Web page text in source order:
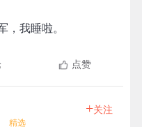
，我睡啦。
点赞
精选
+关注